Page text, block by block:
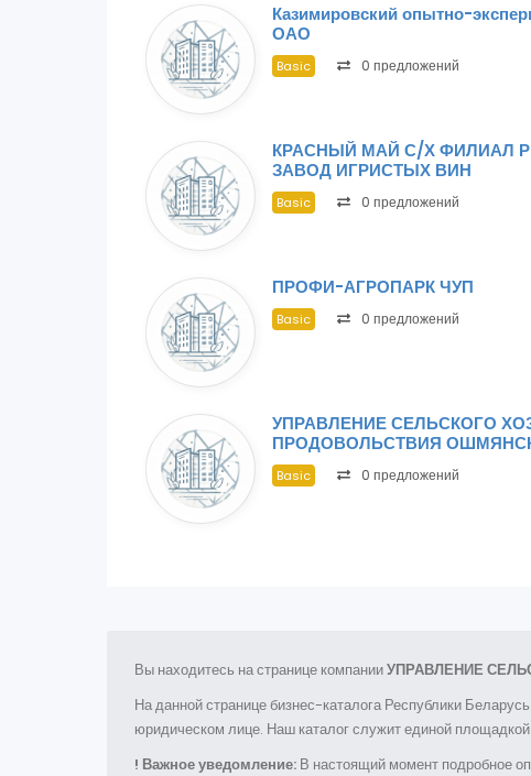
Казимировский опытно-
ОАО
Basic 0 предложений
КРАСНЫЙ МАЙ С/Х ФИЛИАЛ
ЗАВОД ИГРИСТЫХ ВИН
Basic 0 предложений
ПРОФИ-АГРОПАРК ЧУП
Basic 0 предложений
УПРАВЛЕНИЕ СЕЛЬСКОГО
ПРОДОВОЛЬСТВИЯ
Basic 0 предложений
Вы находитесь на странице компанииУПРАВЛЕНИЕ
На данной странице бизнес-каталога Республики
юридическом лице. Наш каталог служит единой
! Важное уведомление: В настоящий момент подробное